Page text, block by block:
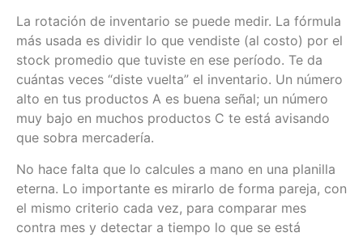
La rotación de inventario se puede medir. La fórmula
más usada es dividir lo que vendiste (al costo) por el
stock promedio que tuviste en ese período. Te da
cuántas veces “diste vuelta” el inventario. Un número
alto en tus productos A es buena señal; un número
muy bajo en muchos productos C te está avisando
que sobra mercadería.
No hace falta que lo calcules a mano en una planilla
eterna. Lo importante es mirarlo de forma pareja, con
el mismo criterio cada vez, para comparar mes
contra mes y detectar a tiempo lo que se está